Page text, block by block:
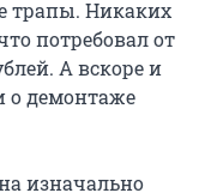
трапы. Никаких
потребовал от
А вскоре и
о демонтаже
изначально